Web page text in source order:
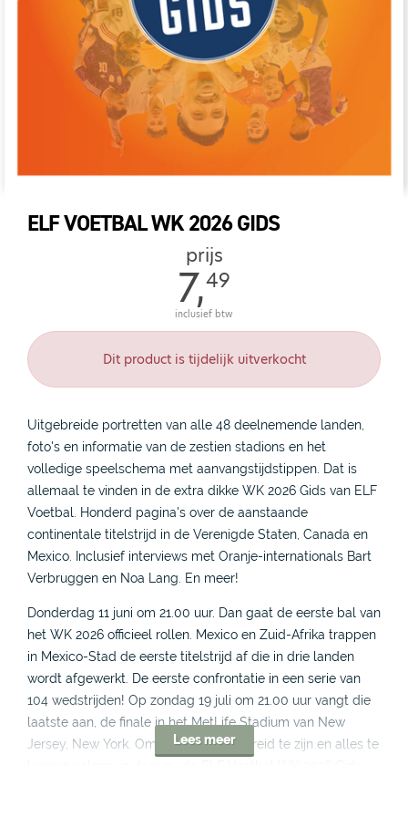
ELF VOETBAL WK 2026 GIDS
prijs
7,49
inclusief btw
Dit product is tijdelijk uitverkocht
Uitgebreide portretten van alle 48 deelnemende landen,
foto's en informatie van de zestien stadions en het
volledige speelschema met aanvangstijdstippen. Dat is
allemaal te vinden in de extra dikke WK 2026 Gids van ELF
Voetbal. Honderd pagina's over de aanstaande
continentale titelstrijd in de Verenigde Staten, Canada en
Mexico. Inclusief interviews met Oranje-internationals Bart
Verbruggen en Noa Lang. En meer!
Donderdag 11 juni om 21.00 uur. Dan gaat de eerste bal van
het WK 2026 officieel rollen. Mexico en Zuid-Afrika trappen
in Mexico-Stad de eerste titelstrijd af die in drie landen
wordt afgewerkt. De eerste confrontatie in een serie van
104 wedstrijden! Op zondag 19 juli om 21.00 uur vangt die
laatste aan, de finale in het MetLife Stadium van New
Jersey, New York. Om volledig voorbereid te zijn en alles te
Lees meer